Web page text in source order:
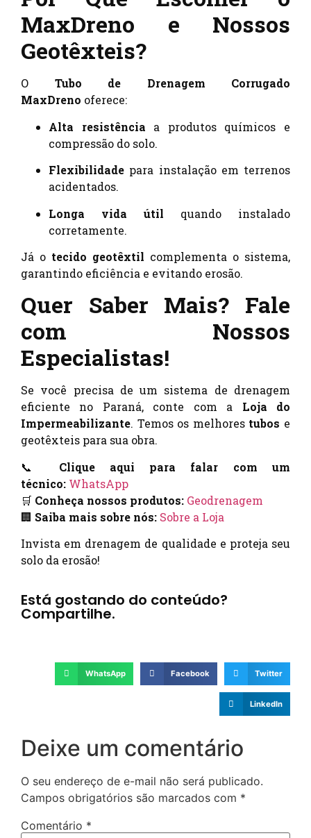
MaxDreno e Nossos
Geotêxteis?
O Tubo de Drenagem Corrugado
MaxDreno oferece:
Alta resistência a produtos químicos e
compressão do solo.
Flexibilidade para instalação em terrenos
acidentados.
Longa vida útil quando instalado
corretamente.
Já o tecido geotêxtil complementa o sistema,
garantindo eficiência e evitando erosão.
Quer Saber Mais? Fale
com Nossos
Especialistas!
Se você precisa de um sistema de drenagem
eficiente no Paraná, conte com a Loja do
Impermeabilizante. Temos os melhores tubos e
geotêxteis para sua obra.
📞 Clique aqui para falar com um
técnico: WhatsApp
🛒 Conheça nossos produtos: Geodrenagem
🏢 Saiba mais sobre nós: Sobre a Loja
Invista em drenagem de qualidade e proteja seu
solo da erosão!
Está gostando do conteúdo?
Compartilhe.
WhatsApp Facebook Twitter
LinkedIn
Deixe um comentário
O seu endereço de e-mail não será publicado.
Campos obrigatórios são marcados com *
Comentário *